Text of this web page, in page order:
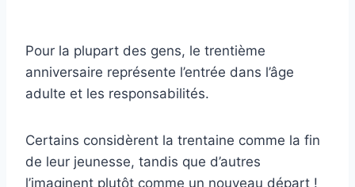
Pour la plupart des gens, le trentième
anniversaire représente l’entrée dans l’âge
adulte et les responsabilités.
Certains considèrent la trentaine comme la fin
de leur jeunesse, tandis que d’autres
l’imaginent plutôt comme un nouveau départ !